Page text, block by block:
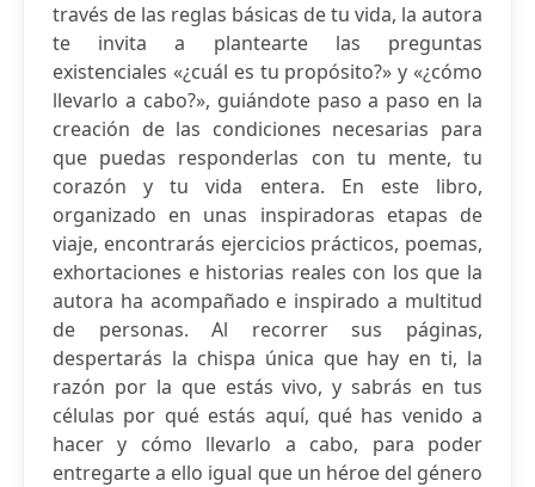
través de las reglas básicas de tu vida, la autora
te invita a plantearte las preguntas
existenciales «¿cuál es tu propósito?» y «¿cómo
llevarlo a cabo?», guiándote paso a paso en la
creación de las condiciones necesarias para
que puedas responderlas con tu mente, tu
corazón y tu vida entera. En este libro,
organizado en unas inspiradoras etapas de
viaje, encontrarás ejercicios prácticos, poemas,
exhortaciones e historias reales con los que la
autora ha acompañado e inspirado a multitud
de personas. Al recorrer sus páginas,
despertarás la chispa única que hay en ti, la
razón por la que estás vivo, y sabrás en tus
células por qué estás aquí, qué has venido a
hacer y cómo llevarlo a cabo, para poder
entregarte a ello igual que un héroe del género